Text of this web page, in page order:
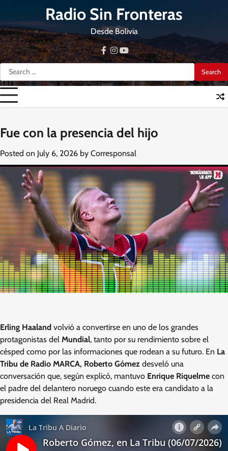
content
Radio Sin Fronteras
Desde Bolivia
Search
for:
facebook
instagram
youtube
Fue con la presencia del hijo
Posted on July 6, 2026 by Corresponsal
Erling Haaland volvió a convertirse en uno de los grandes
protagonistas del Mundial, tanto por su rendimiento sobre el
césped como por las informaciones que rodean a su futuro. En La
Tribu de Radio MARCA, Roberto Gómez desveló una
conversación que, según explicó, mantuvo Enrique Riquelme con
el padre del delantero noruego cuando este era candidato a la
presidencia del Real Madrid.